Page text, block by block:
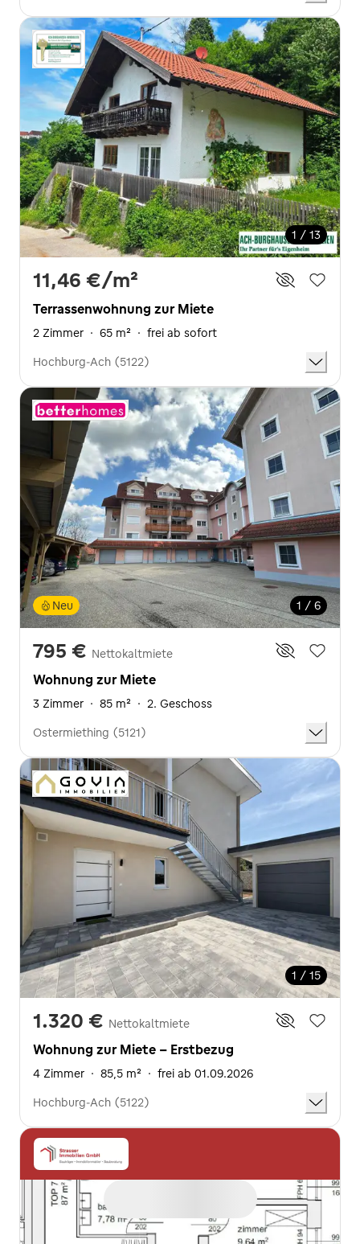
1 / 13
11,46 €/m²
Terrassenwohnung zur Miete
2 Zimmer · 65 m² · frei ab sofort
Hochburg-Ach (5122)
1 / 6
Neu
795 € Nettokaltmiete
Wohnung zur Miete
3 Zimmer · 85 m² · 2. Geschoss
Ostermiething (5121)
1 / 15
1.320 € Nettokaltmiete
Wohnung zur Miete - Erstbezug
4 Zimmer · 85,5 m² · frei ab 01.09.2026
Hochburg-Ach (5122)